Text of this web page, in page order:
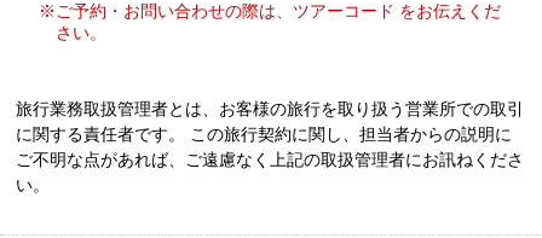
※ご予約・お問い合わせの際は、ツアーコード をお伝えくだ
さい。
旅行業務取扱管理者とは、お客様の旅行を取り扱う営業所での取引
に関する責任者です。 この旅行契約に関し、担当者からの説明に
ご不明な点があれば、ご遠慮なく上記の取扱管理者にお訊ねくださ
い。